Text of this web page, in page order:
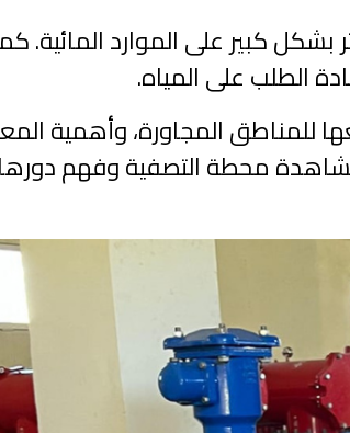
بشكل كبير على الموارد المائية.
الطلب على المياه.
للمناطق المجاورة، وأهمية
مشاهدة محطة التصفية وفهم